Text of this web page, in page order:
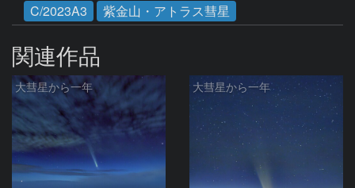
C/2023A3
紫金山・アトラス彗星
関連作品
大彗星から一年 大彗星から一年